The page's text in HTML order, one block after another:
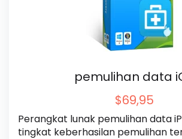
pemulihan data
$69,95
Perangkat lunak pemulihan data
tingkat keberhasilan pemulihan